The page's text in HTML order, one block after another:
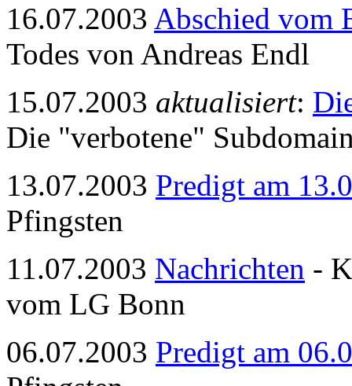
16.07.2003 Abschied vom
Todes von Andreas Endl
15.07.2003 aktualisiert:
Die "verbotene"
13.07.2003 Predigt am
Pfingsten
11.07.2003 Nachrichten -
vom LG Bonn
06.07.2003 Predigt am